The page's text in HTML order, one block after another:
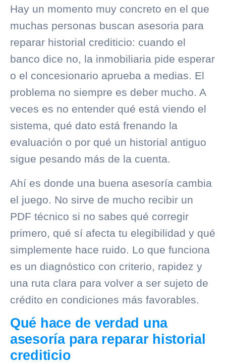
Hay un momento muy concreto en el que
muchas personas buscan asesoria para
reparar historial crediticio: cuando el
banco dice no, la inmobiliaria pide esperar
o el concesionario aprueba a medias. El
problema no siempre es deber mucho. A
veces es no entender qué está viendo el
sistema, qué dato está frenando la
evaluación o por qué un historial antiguo
sigue pesando más de la cuenta.
Ahí es donde una buena asesoría cambia
el juego. No sirve de mucho recibir un
PDF técnico si no sabes qué corregir
primero, qué sí afecta tu elegibilidad y qué
simplemente hace ruido. Lo que funciona
es un diagnóstico con criterio, rapidez y
una ruta clara para volver a ser sujeto de
crédito en condiciones más favorables.
Qué hace de verdad una
asesoría para reparar historial
crediticio